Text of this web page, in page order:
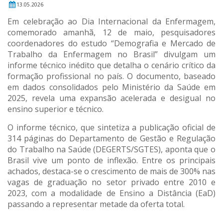
13.05.2026
Em celebração ao Dia Internacional da Enfermagem,
comemorado amanhã, 12 de maio, pesquisadores
coordenadores do estudo “Demografia e Mercado de
Trabalho da Enfermagem no Brasil” divulgam um
informe técnico inédito que detalha o cenário crítico da
formação profissional no país. O documento, baseado
em dados consolidados pelo Ministério da Saúde em
2025, revela uma expansão acelerada e desigual no
ensino superior e técnico.
O informe técnico, que sintetiza a publicação oficial de
314 páginas do Departamento de Gestão e Regulação
do Trabalho na Saúde (DEGERTS/SGTES), aponta que o
Brasil vive um ponto de inflexão. Entre os principais
achados, destaca-se o crescimento de mais de 300% nas
vagas de graduação no setor privado entre 2010 e
2023, com a modalidade de Ensino a Distância (EaD)
passando a representar metade da oferta total.